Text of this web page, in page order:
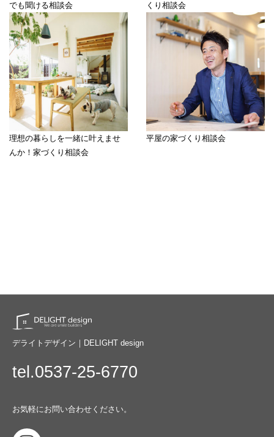
でも聞ける相談会
くり相談会
理想の暮らしを一緒に叶えませ
んか！家づくり相談会
平屋の家づくり相談会
デライトデザイン｜DELIGHT design
tel.0537-25-6770
お気軽にお問い合わせください。